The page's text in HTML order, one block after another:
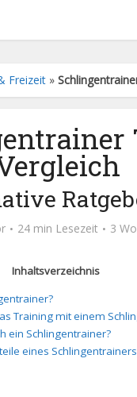
Freizeit »
24 min Lesezeit 3
Inhaltsverzeichnis
Training mit einem
ein Schlingentrainer?
eines Schlingentrainers